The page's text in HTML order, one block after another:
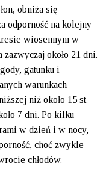
obniża się
odporność na kolejny
wiosennym w
zazwyczaj około 21 dni.
gatunku i
warunkach
niż około 15 st.
7 dni. Po kilku
w dzień i w nocy,
choć zwykle
chłodów.